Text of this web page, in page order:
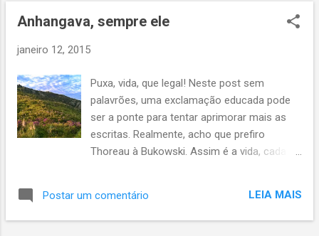
Anhangava, sempre ele
janeiro 12, 2015
Puxa, vida, que legal! Neste post sem
palavrões, uma exclamação educada pode
ser a ponte para tentar aprimorar mais as
escritas. Realmente, acho que prefiro
Thoreau à Bukowski. Assim é a vida, cada
semana, consegui encaixar minhas
corridinhas na madrugada quatrobarrense.
Postar um comentário LEIA MAIS